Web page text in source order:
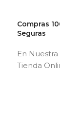
Compras
Seguras
En Nuestra
Tienda